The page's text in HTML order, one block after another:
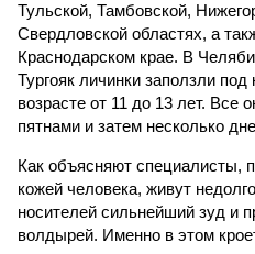
Тульской, Тамбовской,
Свердловской областях, а
Краснодарском крае. В
Тургояк личинки заползли
возрасте от 11 до 13 лет. Все
пятнами и затем несколько
Как объясняют специалисты,
кожей человека, живут
носителей сильнейший зуд и
волдырей. Именно в этом